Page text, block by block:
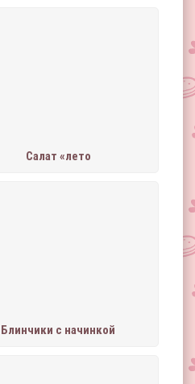
Салат «лето
Блинчики с начинкой